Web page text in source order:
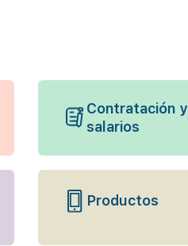
Contratación y
salarios
Productos